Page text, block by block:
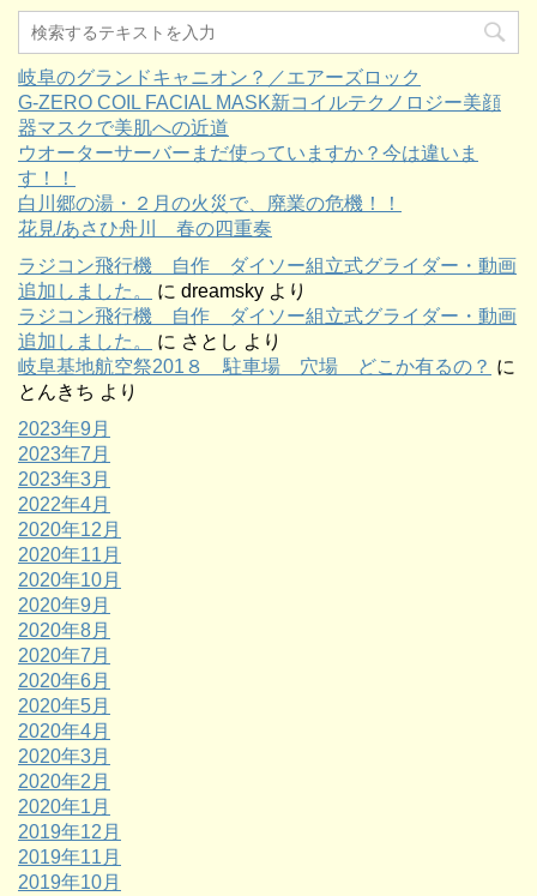
岐阜のグランドキャニオン？／エアーズロック
G-ZERO COIL FACIAL MASK新コイルテクノロジー美顔
器マスクで美肌への近道
ウオーターサーバーまだ使っていますか？今は違いま
す！！
白川郷の湯・２月の火災で、廃業の危機！！
花見/あさひ舟川 春の四重奏
ラジコン飛行機 自作 ダイソー組立式グライダー・動画
追加しました。
に dreamsky より
ラジコン飛行機 自作 ダイソー組立式グライダー・動画
追加しました。
に さとし より
岐阜基地航空祭201８ 駐車場 穴場 どこか有るの？ に
とんきち より
2023年9月
2023年7月
2023年3月
2022年4月
2020年12月
2020年11月
2020年10月
2020年9月
2020年8月
2020年7月
2020年6月
2020年5月
2020年4月
2020年3月
2020年2月
2020年1月
2019年12月
2019年11月
2019年10月